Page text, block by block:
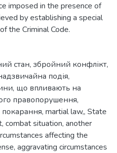
imposed in the presence of
by establishing a special
the Criminal Code.
стан, збройний конфлікт,
подія,
що впливають на
правопорушення,
, martial law,, State
, combat situation, another
affecting the
, aggravating circumstances